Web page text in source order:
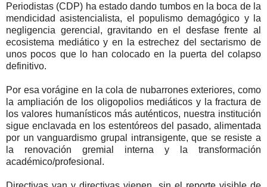
Periodistas (CDP) ha estado dando tumbos en la boca de la
mendicidad asistencialista, el populismo demagógico y la
negligencia gerencial, gravitando en el desfase frente al
ecosistema mediático y en la estrechez del sectarismo de
unos pocos que lo han colocado en la puerta del colapso
definitivo.
Por esa vorágine en la cola de nubarrones exteriores, como
la ampliación de los oligopolios mediáticos y la fractura de
los valores humanísticos más auténticos, nuestra institución
sigue enclavada en los estentóreos del pasado, alimentada
por un vanguardismo grupal intransigente, que se resiste a
la renovación gremial interna y la transformación
académico/profesional.